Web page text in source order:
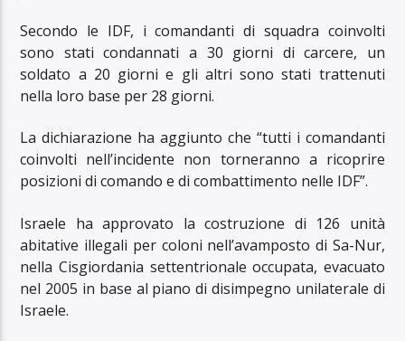
Secondo le IDF, i comandanti di squadra coinvolti
sono stati condannati a 30 giorni di carcere, un
soldato a 20 giorni e gli altri sono stati trattenuti
nella loro base per 28 giorni.
La dichiarazione ha aggiunto che “tutti i comandanti
coinvolti nell’incidente non torneranno a ricoprire
posizioni di comando e di combattimento nelle IDF”.
Israele ha approvato la costruzione di 126 unità
abitative illegali per coloni nell’avamposto di Sa-Nur,
nella Cisgiordania settentrionale occupata, evacuato
nel 2005 in base al piano di disimpegno unilaterale di
Israele.